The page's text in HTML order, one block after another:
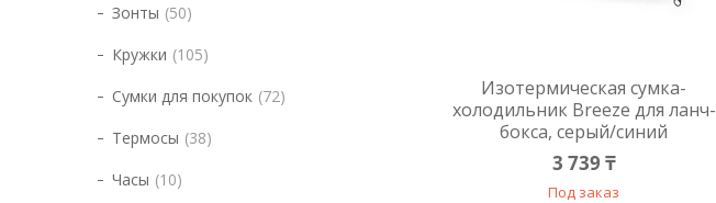
Изотермическая сумка-
холодильник Breeze для ланч-
бокса, серый/синий
3 739 ₸
Под заказ
Зонты 50
Кружки 105
Сумки для покупок 72
Термосы 38
Часы 10